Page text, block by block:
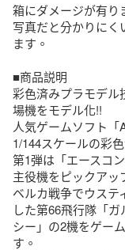
箱にダメージが有り
写真だと分かりにく
ます。
■商品説明
彩色済みプラモデル
場機をモデル化!!
人気ゲームソフト「
1/144スケールの彩
第1弾は「エースコ
主役機をピックアッ
ベルカ戦争でウステ
した第66飛行隊「
シー」の2機をゲー
す。